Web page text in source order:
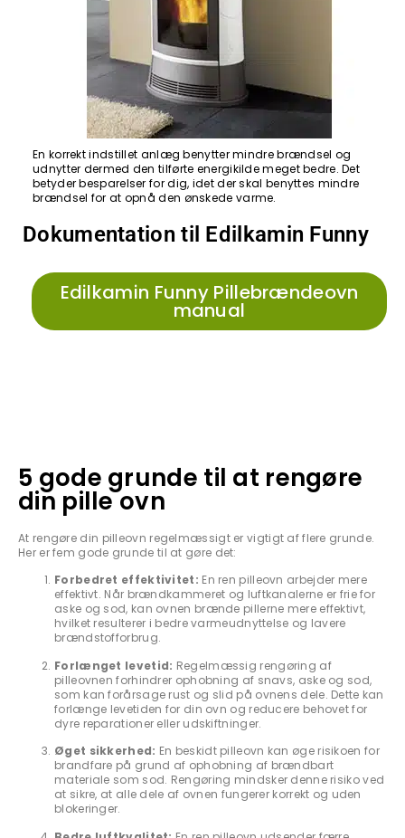
En korrekt indstillet anlæg benytter mindre brændsel og
udnytter dermed den tilførte energikilde meget bedre. Det
betyder besparelser for dig, idet der skal benyttes mindre
brændsel for at opnå den ønskede varme.
Dokumentation til Edilkamin Funny
Edilkamin Funny Pillebrændeovn
manual
5 gode grunde til at rengøre
din pille ovn
At rengøre din pilleovn regelmæssigt er vigtigt af flere grunde.
Her er fem gode grunde til at gøre det:
Forbedret effektivitet: En ren pilleovn arbejder mere
effektivt. Når brændkammeret og luftkanalerne er frie for
aske og sod, kan ovnen brænde pillerne mere effektivt,
hvilket resulterer i bedre varmeudnyttelse og lavere
brændstofforbrug.
Forlænget levetid: Regelmæssig rengøring af
pilleovnen forhindrer ophobning af snavs, aske og sod,
som kan forårsage rust og slid på ovnens dele. Dette kan
forlænge levetiden for din ovn og reducere behovet for
dyre reparationer eller udskiftninger.
Øget sikkerhed: En beskidt pilleovn kan øge risikoen for
brandfare på grund af ophobning af brændbart
materiale som sod. Rengøring mindsker denne risiko ved
at sikre, at alle dele af ovnen fungerer korrekt og uden
blokeringer.